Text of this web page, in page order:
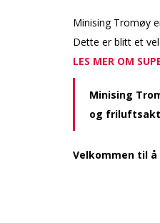
Minising Tromøy
Dette er blitt et
LES MER OM
Minising
og
Velkommen til å